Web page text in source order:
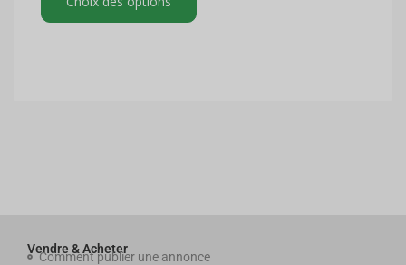
Vendre & Acheter
Comment publier une annonce